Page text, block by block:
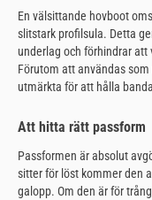
En välsittande hovboot
slitstark profilsula. Detta
underlag och förhindrar att
Förutom att användas
utmärkta för att hålla
Att hitta rätt passform
Passformen är absolut
sitter för löst kommer den
galopp. Om den är för